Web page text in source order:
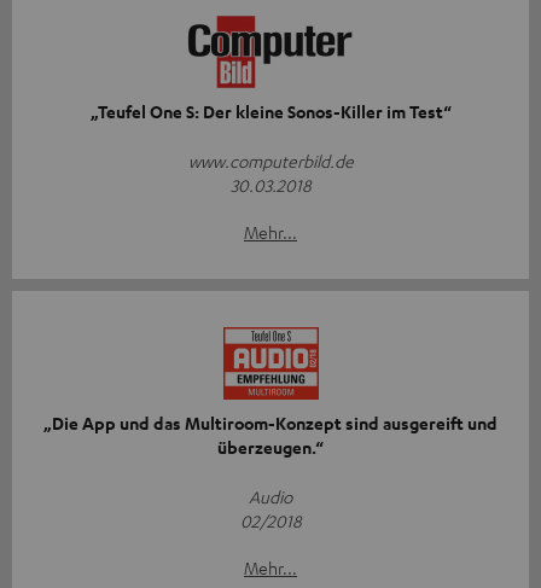
„Teufel One S: Der kleine Sonos-Killer im Test“
www.computerbild.de
30.03.2018
Mehr...
„Die App und das Multiroom-Konzept sind ausgereift und
überzeugen.“
Audio
02/2018
Mehr...